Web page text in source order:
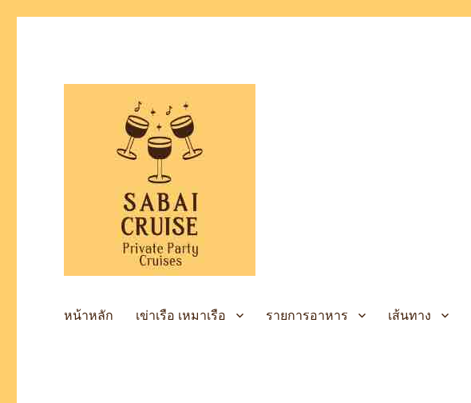
หน้าหลัก เข่าเรือ เหมาเรือ รายการอาหาร เส้นทาง